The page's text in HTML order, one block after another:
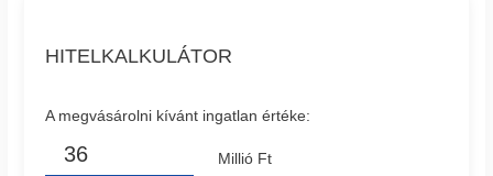
HITELKALKULÁTOR
A megvásárolni kívánt ingatlan értéke:
Millió Ft